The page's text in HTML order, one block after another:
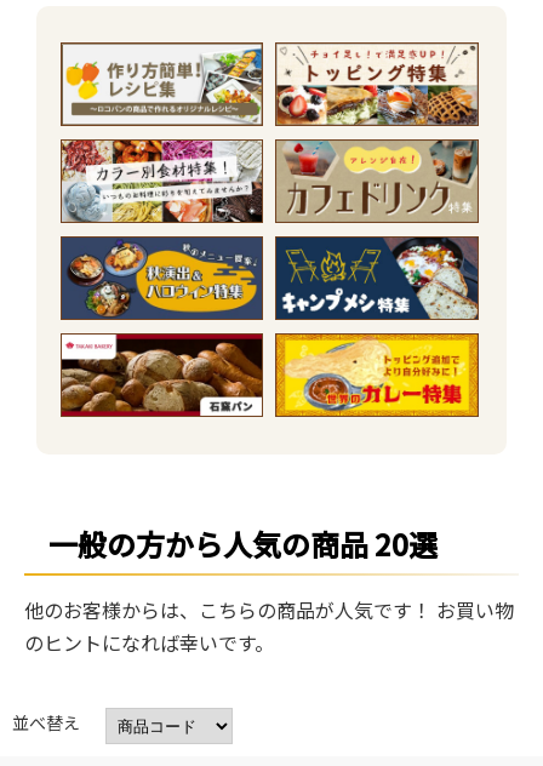
一般の方から人気の商品 20選
他のお客様からは、こちらの商品が人気です！ お買い物
のヒントになれば幸いです。
並べ替え